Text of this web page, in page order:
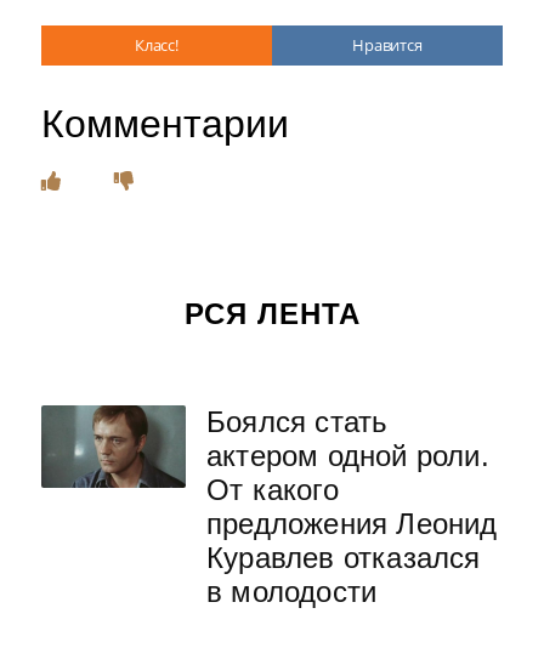
Класс! Нравится
Комментарии
РСЯ ЛЕНТА
Боялся стать
актером одной роли.
От какого
предложения Леонид
Куравлев отказался
в молодости